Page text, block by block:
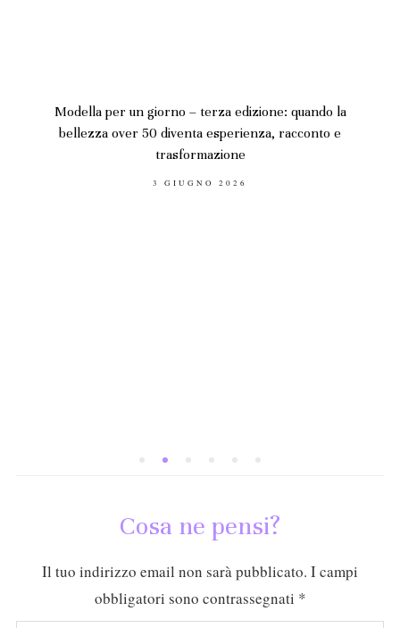
Modella per un giorno – terza edizione: quando la
bellezza over 50 diventa esperienza, racconto e
trasformazione
POSTED
3 GIUGNO 2026
Cosa ne pensi?
Il tuo indirizzo email non sarà pubblicato. I campi
obbligatori sono contrassegnati *